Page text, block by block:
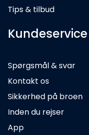
Tips & tilbud
Kundeservice
Spørgsmål & svar
Kontakt os
Sikkerhed på broen
Inden du rejser
App